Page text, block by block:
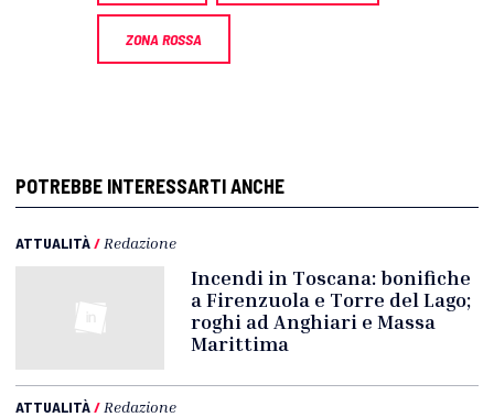
ZONA ROSSA
POTREBBE INTERESSARTI ANCHE
ATTUALITÀ/ Redazione
Incendi in Toscana: bonifiche
a Firenzuola e Torre del Lago;
roghi ad Anghiari e Massa
Marittima
ATTUALITÀ/ Redazione